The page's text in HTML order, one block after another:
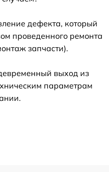
дефекта, который
проведенного ремонта
запчасти).
выход из
параметрам